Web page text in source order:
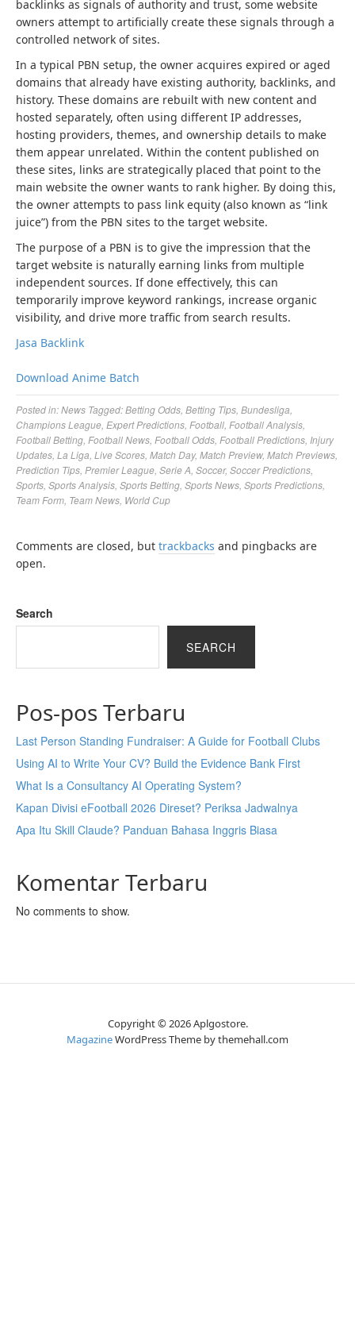
backlinks as signals of authority and trust, some website
owners attempt to artificially create these signals through a
controlled network of sites.
In a typical PBN setup, the owner acquires expired or aged
domains that already have existing authority, backlinks, and
history. These domains are rebuilt with new content and
hosted separately, often using different IP addresses,
hosting providers, themes, and ownership details to make
them appear unrelated. Within the content published on
these sites, links are strategically placed that point to the
main website the owner wants to rank higher. By doing this,
the owner attempts to pass link equity (also known as “link
juice”) from the PBN sites to the target website.
The purpose of a PBN is to give the impression that the
target website is naturally earning links from multiple
independent sources. If done effectively, this can
temporarily improve keyword rankings, increase organic
visibility, and drive more traffic from search results.
Jasa Backlink
Download Anime Batch
Posted in:News Tagged:Betting Odds Betting Tips Bundesliga
Champions League Expert Predictions Football Football Analysis
Football Betting Football News Football Odds Football Predictions Injury
Updates La Liga Live Scores Match Day, Match Preview, Match Previews
Prediction Tips Premier League Serie A Soccer, Soccer Predictions
Sports Sports Analysis Sports Betting Sports News Sports Predictions
Team Form Team News World Cup
Comments are closed, but trackbacks and pingbacks are
open.
Search
SEARCH
Pos-pos Terbaru
Last Person Standing Fundraiser: A Guide for Football Clubs
Using AI to Write Your CV? Build the Evidence Bank First
What Is a Consultancy AI Operating System?
Kapan Divisi eFootball 2026 Direset? Periksa Jadwalnya
Apa Itu Skill Claude? Panduan Bahasa Inggris Biasa
Komentar Terbaru
No comments to show.
Copyright © 2026 Aplgostore.
MagazineWordPress Theme by themehall.com